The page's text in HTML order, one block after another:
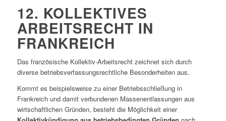
12. KOLLEKTIVES
ARBEITSRECHT IN
FRANKREICH
Das französische Kollektiv-Arbeitsrecht zeichnet sich durch
diverse betriebsverfassungsrechtliche Besonderheiten aus.
Kommt es beispielsweise zu einer Betriebsschließung in
Frankreich und damit verbundenen Massenentlassungen aus
wirtschaftlichen Gründen, besteht die Möglichkeit einer